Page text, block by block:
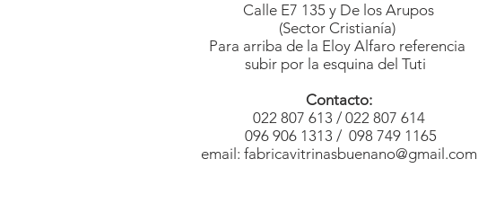
Calle E7 135 y De los Arupos
(Sector Cristianía)
Para arriba de la Eloy Alfaro referencia
subir por la esquina del Tuti
Contacto:
022 807 613 / 022 807 614
096 906 1313 / 098 749 1165
email: fabricavitrinasbuenano@gmail.com